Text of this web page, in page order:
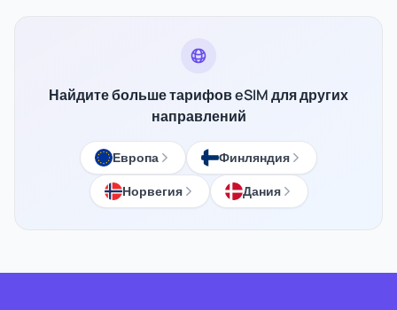
Найдите больше тарифов eSIM для других
направлений
Европа
Финляндия
Норвегия
Дания